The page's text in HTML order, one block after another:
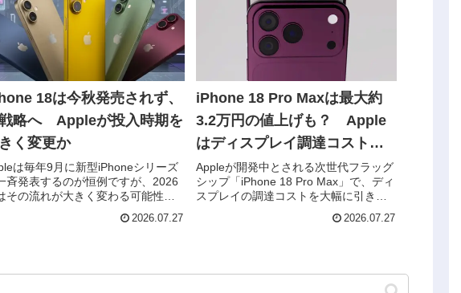
18は今秋発売されず、
略へ Appleが投入時期を
く変更か
は毎年9月に新型iPhoneシリーズ
斉発表するのが恒例ですが、2026
その流れが大きく変わる可能性が
と、今秋に登場するのはハイエン
2026.07.27
iPhone 18 Pro Maxは最大約
3.2万円の値上げも？ Apple
はディスプレイ調達コスト削
減へ
Appleが開発中とされる次世代フラッグ
シップ「iPhone 18 Pro Max」で、ディ
スプレイの調達コストを大幅に引き下
なりました。一方で、メモリやストレ
2026.07.27